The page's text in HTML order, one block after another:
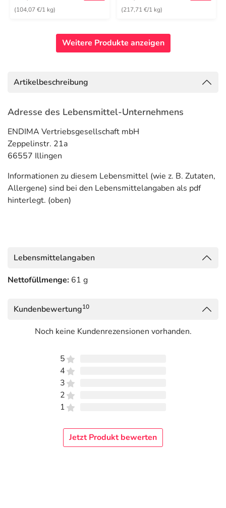
(104,07 €/1 kg) (217,71 €/1 kg)
Weitere Produkte anzeigen
Artikelbeschreibung
Adresse des Lebensmittel-Unternehmens
ENDIMA Vertriebsgesellschaft mbH
Zeppelinstr. 21a
66557 Illingen
Informationen zu diesem Lebensmittel (wie z. B. Zutaten,
Allergene) sind bei den Lebensmittelangaben als pdf
hinterlegt. (oben)
Lebensmittelangaben
Nettofüllmenge: 61 g
Kundenbewertung10
Noch keine Kundenrezensionen vorhanden.
5
4
3
2
1
Jetzt Produkt bewerten